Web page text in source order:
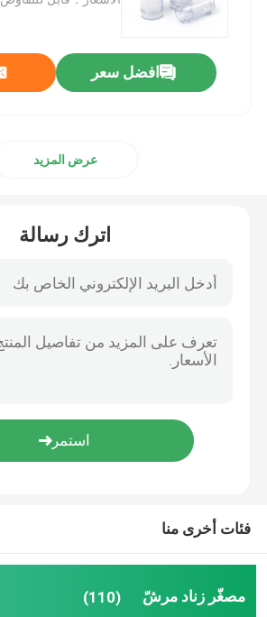
مضخة مستحضرات التجميل الصيدلي
زناد مضخة مرشّ
مضخة العطور البخاخ
دقيق سديم مرشّ
أنبوب ملمع الشفاه
افضل سعر
عرض المزيد
اترك رسالة
فئات أخرى منا
مصغّر زناد مرشّ (110)